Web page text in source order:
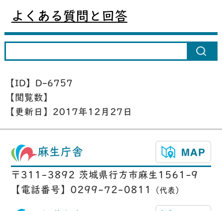
よくある質問と回答
【ID】 D-6757
【閲覧数】
【更新日】 2017年12月27日
麻生庁舎
〒311-3892 茨城県行方市麻生1561-9
【電話番号】0299-72-0811
（代表）